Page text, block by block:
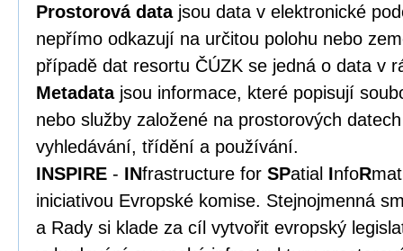
Prostorová data jsou data v elektronické
nepřímo odkazují na určitou polohu nebo
případě dat resortu ČÚZK se jedná o data v
Metadatajsou informace, které popisují
nebo služby založené na prostorových
vyhledávání, třídění a používání.
INSPIRE - INfrastructure for SPatial InfoR
iniciativou Evropské komise. Stejnojmenná
a Rady si klade za cíl vytvořit evropský